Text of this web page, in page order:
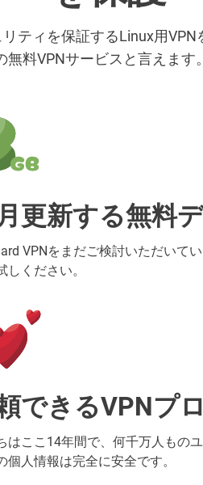
ティを保証するLinux用VPN
料VPNサービスと言えます。
更新する無料
VPNをまだご検討いただいて
しください。
できるVPNプ
はここ14年間で、何千万人もの
個人情報は完全に安全です。